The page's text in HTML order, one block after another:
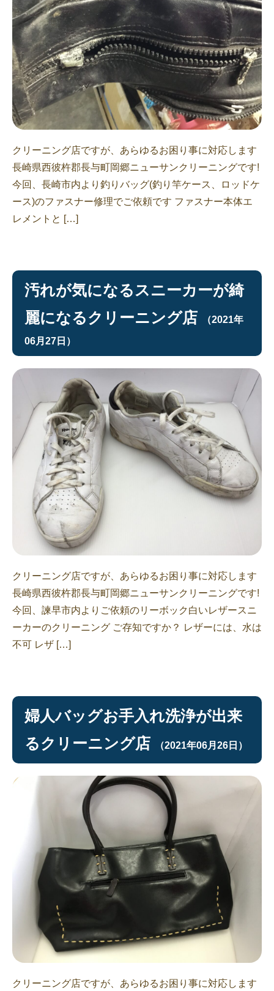
クリーニング店ですが、あらゆるお困り事に対応します
長崎県西彼杵郡長与町岡郷ニューサンクリーニングです!
今回、長崎市内より釣りバッグ(釣り竿ケース、ロッドケ
ース)のファスナー修理でご依頼です ファスナー本体エ
レメントと […]
汚れが気になるスニーカーが綺
麗になるクリーニング店
（2021年
06月27日）
クリーニング店ですが、あらゆるお困り事に対応します
長崎県西彼杵郡長与町岡郷ニューサンクリーニングです!
今回、諫早市内よりご依頼のリーボック白いレザースニ
ーカーのクリーニング ご存知ですか？ レザーには、水は
不可 レザ […]
婦人バッグお手入れ洗浄が出来
るクリーニング店
（2021年06月26日）
クリーニング店ですが、あらゆるお困り事に対応します